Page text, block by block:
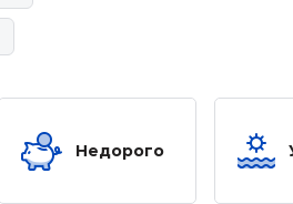
Недорого